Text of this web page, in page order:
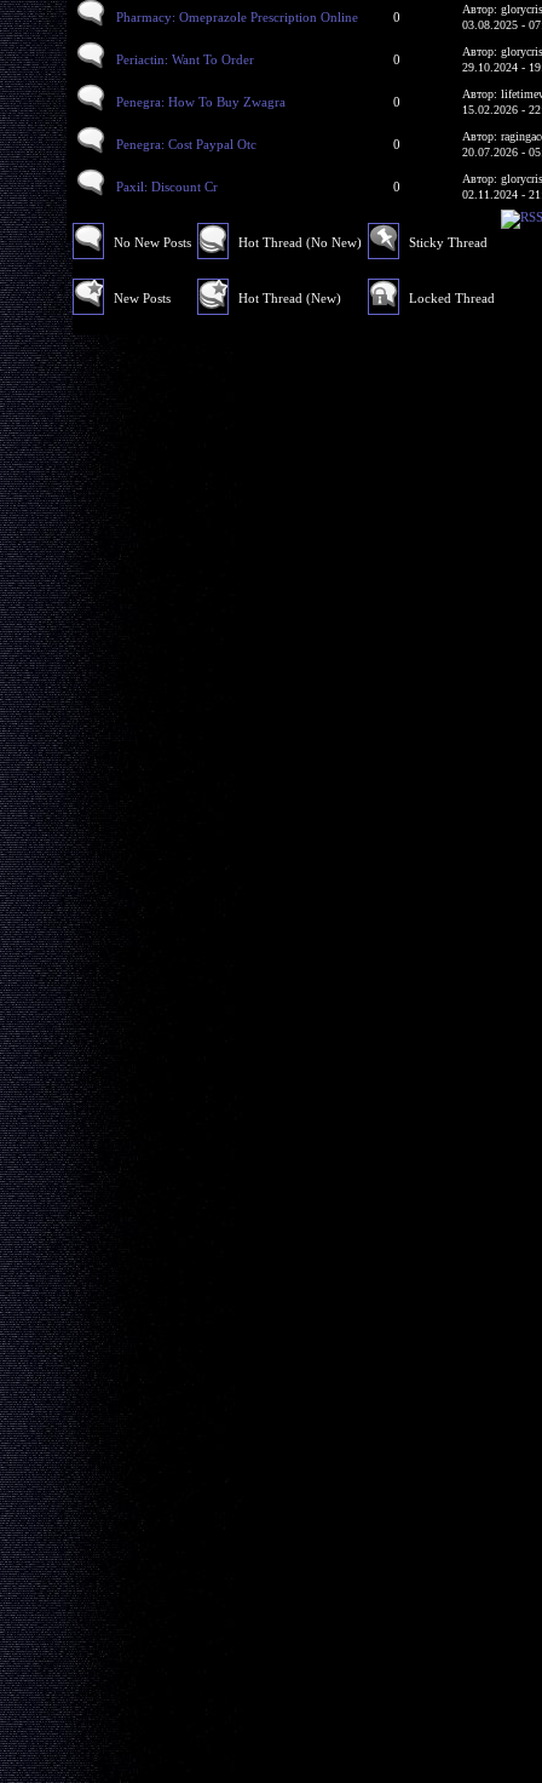
Pharmacy: Omeprazole Prescription Online 0
Автор:
03.08.2025 -
Periactin: Want To Order 0
Автор:
29.10.2024 -
Penegra: How To Buy Zwagra 0
Автор:
15.02.2026 -
Penegra: Cost Paypal Otc 0
Автор:
20.07.2026 -
Paxil: Discount Cr 0
Автор:
02.11.2024 -
No New Posts
New Posts
Hot Thread (No New)
Hot Thread (New)
Sticky Thread
Locked Thread